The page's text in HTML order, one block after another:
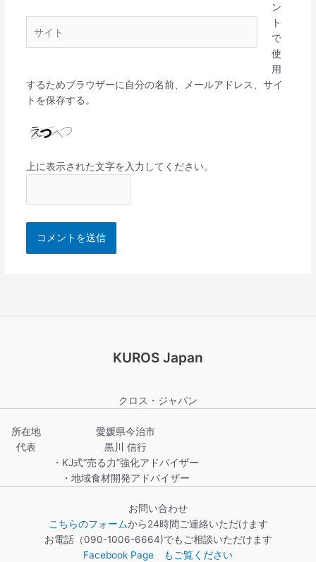
*
ン
ト
で
使
用
するためブラウザーに自分の名前、メールアドレス、サイ
トを保存する。
上に表示された文字を入力してください。
KUROS Japan
クロス・ジャパン
所在地
代表
愛媛県今治市
黒川 信行
・KJ式“売る力”強化アドバイザー
・地域食材開発アドバイザー
お問い合わせ
こちらのフォームから24時間ご連絡いただけます
お電話（090-1006-6664)でもご相談いただけます
Facebook Page もご覧ください